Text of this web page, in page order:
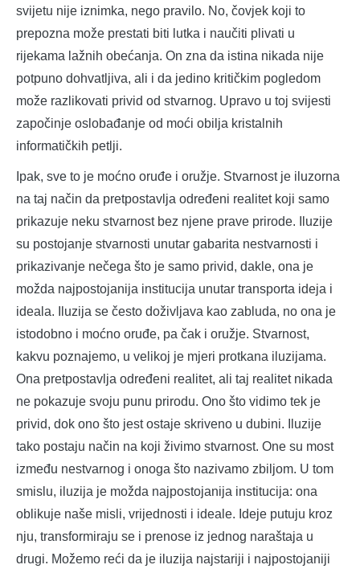
svijetu nije iznimka, nego pravilo. No, čovjek koji to
prepozna može prestati biti lutka i naučiti plivati u
rijekama lažnih obećanja. On zna da istina nikada nije
potpuno dohvatljiva, ali i da jedino kritičkim pogledom
može razlikovati privid od stvarnog. Upravo u toj svijesti
započinje oslobađanje od moći obilja kristalnih
informatičkih petlji.
Ipak, sve to je moćno oruđe i oružje. Stvarnost je iluzorna
na taj način da pretpostavlja određeni realitet koji samo
prikazuje neku stvarnost bez njene prave prirode. Iluzije
su postojanje stvarnosti unutar gabarita nestvarnosti i
prikazivanje nečega što je samo privid, dakle, ona je
možda najpostojanija institucija unutar transporta ideja i
ideala. Iluzija se često doživljava kao zabluda, no ona je
istodobno i moćno oruđe, pa čak i oružje. Stvarnost,
kakvu poznajemo, u velikoj je mjeri protkana iluzijama.
Ona pretpostavlja određeni realitet, ali taj realitet nikada
ne pokazuje svoju punu prirodu. Ono što vidimo tek je
privid, dok ono što jest ostaje skriveno u dubini. Iluzije
tako postaju način na koji živimo stvarnost. One su most
između nestvarnog i onoga što nazivamo zbiljom. U tom
smislu, iluzija je možda najpostojanija institucija: ona
oblikuje naše misli, vrijednosti i ideale. Ideje putuju kroz
nju, transformiraju se i prenose iz jednog naraštaja u
drugi. Možemo reći da je iluzija najstariji i najpostojaniji